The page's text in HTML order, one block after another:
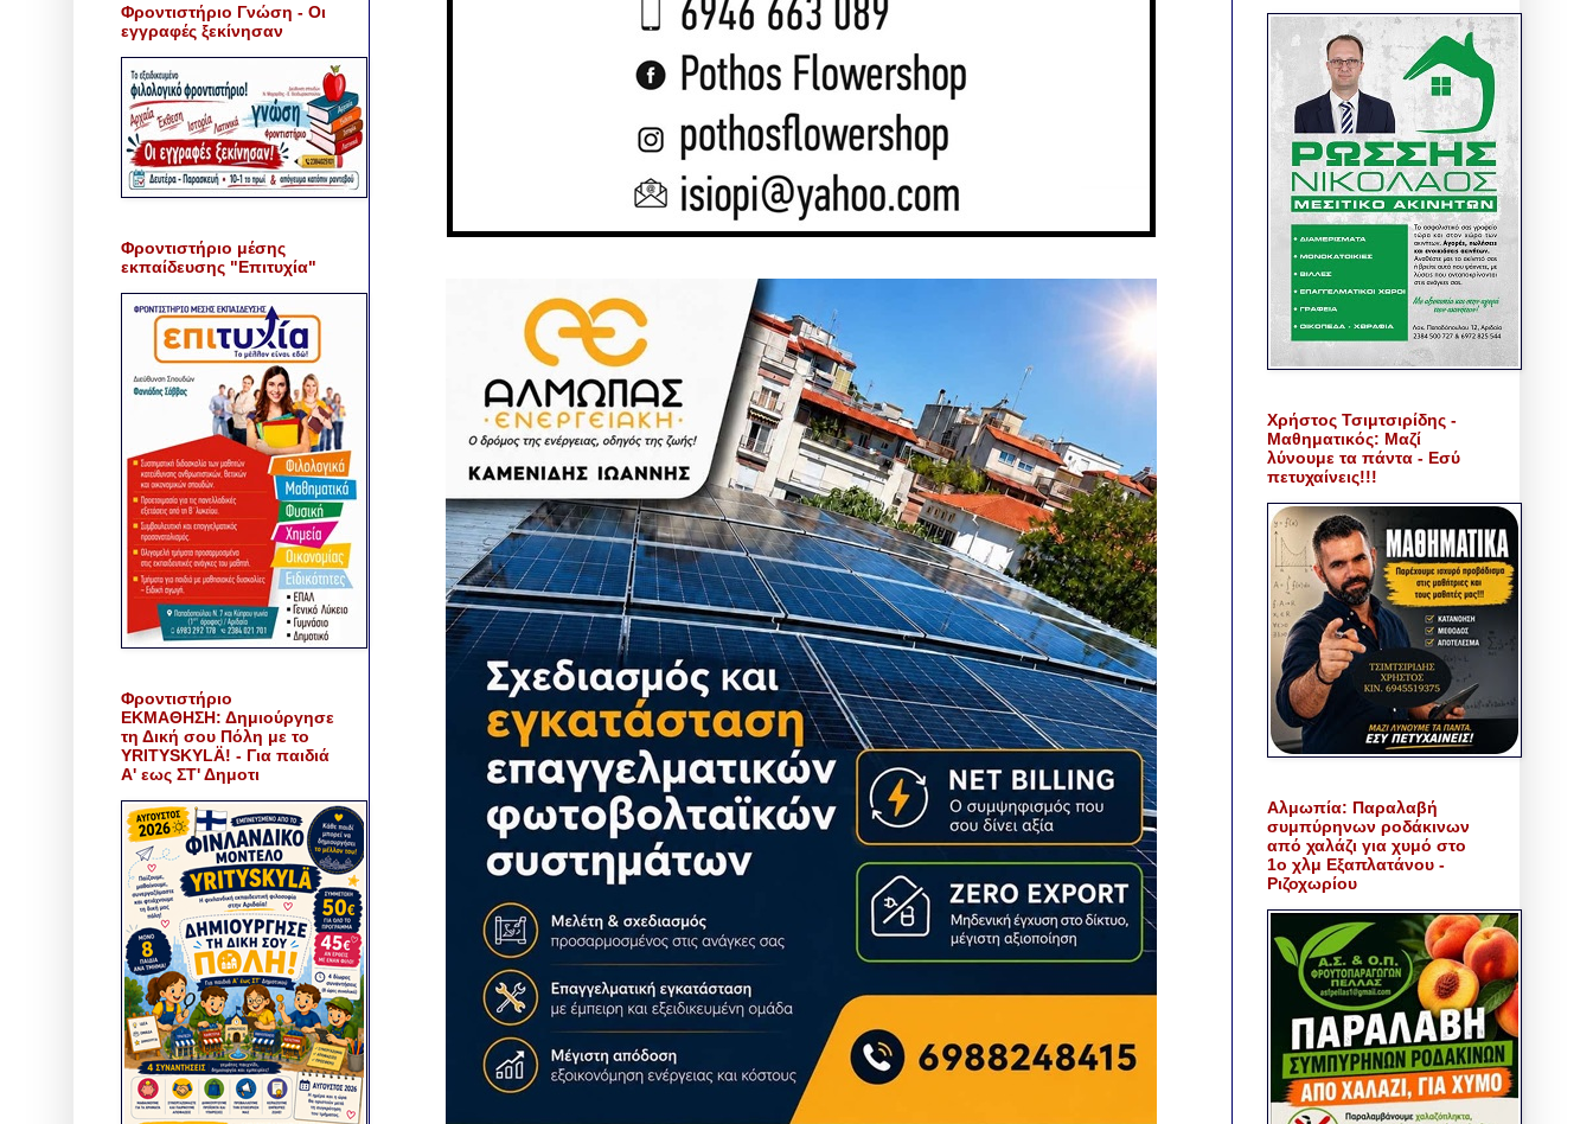
Φροντιστήριο Γνώση - Οι
εγγραφές ξεκίνησαν
Φροντιστήριο μέσης
εκπαίδευσης "Επιτυχία"
Φροντιστήριο
ΕΚΜΑΘΗΣΗ: Δημιούργησε
τη Δική σου Πόλη με το
YRITYSKYLÄ! - Για παιδιά
Α' εως ΣΤ' Δημοτι
Χρήστος Τσιμτσιρίδης -
Μαθηματικός: Μαζί
λύνουμε τα πάντα - Εσύ
πετυχαίνεις!!!
Αλμωπία: Παραλαβή
συμπύρηνων ροδάκινων
από χαλάζι για χυμό στο
1ο χλμ Εξαπλατάνου -
Ριζοχωρίου